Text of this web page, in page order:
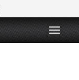
T
o
g